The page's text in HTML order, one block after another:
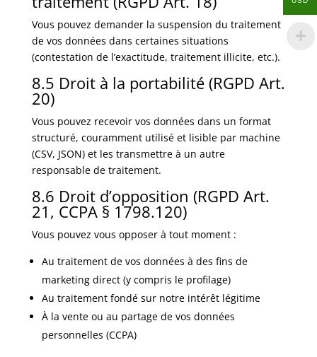
Vous pouvez demander la suspension du traitement
de vos données dans certaines situations
(contestation de l’exactitude, traitement illicite, etc.).
8.5 Droit à la portabilité (RGPD Art.
20)
Vous pouvez recevoir vos données dans un format
structuré, couramment utilisé et lisible par machine
(CSV, JSON) et les transmettre à un autre
responsable de traitement.
8.6 Droit d’opposition (RGPD Art.
21, CCPA § 1798.120)
Vous pouvez vous opposer à tout moment :
Au traitement de vos données à des fins de
marketing direct (y compris le profilage)
Au traitement fondé sur notre intérêt légitime
À la vente ou au partage de vos données
personnelles (CCPA)